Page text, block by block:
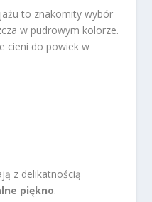
to znakomity wybór
w pudrowym kolorze.
cieni do powiek w
z delikatnością
piękno.